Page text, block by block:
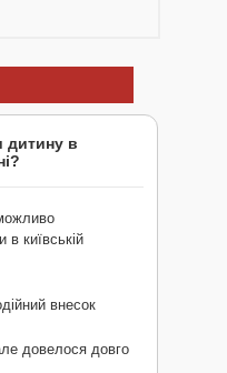
дитину в
в київській
внесок
довелося довго